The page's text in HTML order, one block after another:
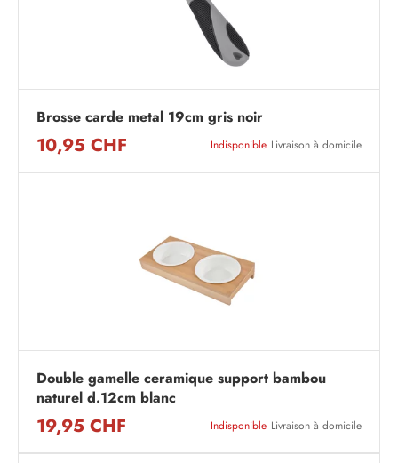
Brosse carde metal 19cm gris noir
10,95 CHF Indisponible Livraison à domicile
Double gamelle ceramique support bambou
naturel d.12cm blanc
19,95 CHF Indisponible Livraison à domicile